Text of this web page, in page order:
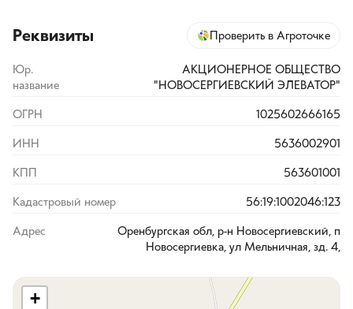
Реквизиты Проверить в Агроточке
Юр.
название
АКЦИОНЕРНОЕ ОБЩЕСТВО
"НОВОСЕРГИЕВСКИЙ ЭЛЕВАТОР"
ОГРН 1025602666165
ИНН 5636002901
КПП 563601001
Кадастровый номер 56:19:1002046:123
Адрес
Оренбургская обл, р-н Новосергиевский, п
Новосергиевка, ул Мельничная, зд. 4,
+